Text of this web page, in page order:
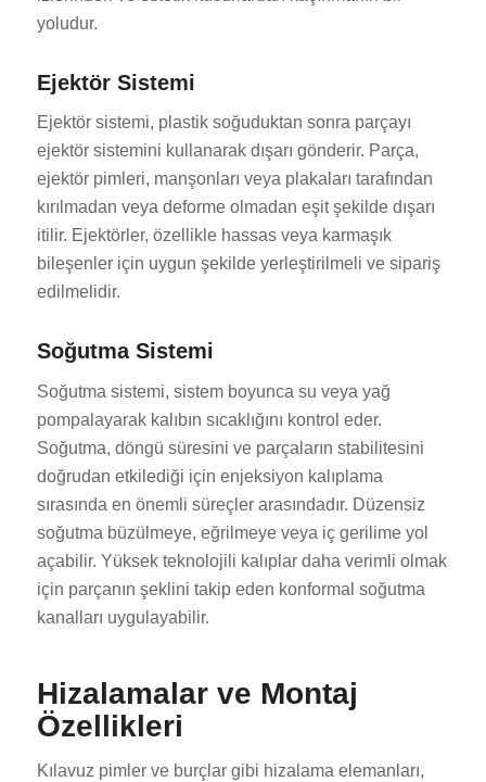
yoludur.
Ejektör Sistemi
Ejektör sistemi, plastik soğuduktan sonra parçayı
ejektör sistemini kullanarak dışarı gönderir. Parça,
ejektör pimleri, manşonları veya plakaları tarafından
kırılmadan veya deforme olmadan eşit şekilde dışarı
itilir. Ejektörler, özellikle hassas veya karmaşık
bileşenler için uygun şekilde yerleştirilmeli ve sipariş
edilmelidir.
Soğutma Sistemi
Soğutma sistemi, sistem boyunca su veya yağ
pompalayarak kalıbın sıcaklığını kontrol eder.
Soğutma, döngü süresini ve parçaların stabilitesini
doğrudan etkilediği için enjeksiyon kalıplama
sırasında en önemli süreçler arasındadır. Düzensiz
soğutma büzülmeye, eğrilmeye veya iç gerilime yol
açabilir. Yüksek teknolojili kalıplar daha verimli olmak
için parçanın şeklini takip eden konformal soğutma
kanalları uygulayabilir.
Hizalamalar ve Montaj
Özellikleri
Kılavuz pimler ve burçlar gibi hizalama elemanları,